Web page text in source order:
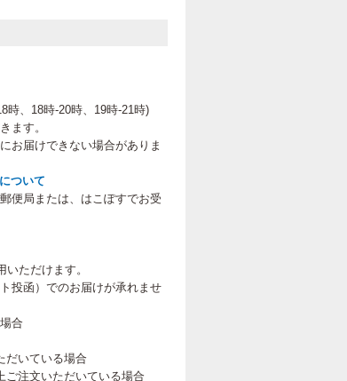
時、18時-20時、19時-21時)
ます。
お届けできない場合がありま
ついて
便局または、はこぽすでお受
ただけます。
投函）でのお届けが承れませ
合
だいている場合
ご注文いただいている場合